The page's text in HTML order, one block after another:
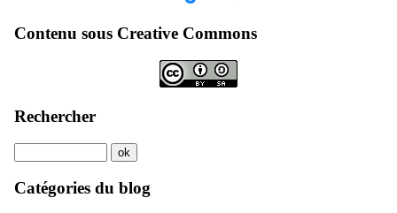
Contenu sous Creative Commons
Rechercher
Catégories du blog